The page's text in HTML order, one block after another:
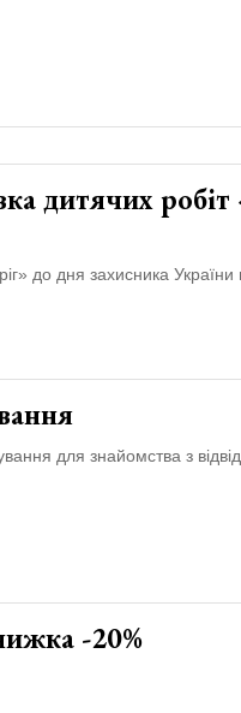
дитячих
до дня захисника України
для знайомства з
-20%